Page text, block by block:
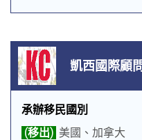
凱西國際顧
承辦移民國別
(移出) 美國、加拿大